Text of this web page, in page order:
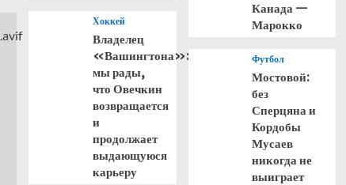
Хоккей
Владелец
«Вашингтона»:
мы рады,
что Овечкин
возвращается
и
продолжает
выдающуюся
карьеру
Канада —
Марокко
Футбол
Мостовой:
без
Сперцяна и
Кордобы
Мусаев
никогда не
выиграет